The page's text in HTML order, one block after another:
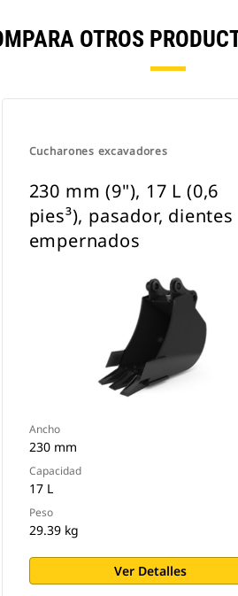
OTROS
Cucharones excavadores
230 mm (9"), 17 L (0,6
pies³), pasador, dientes
empernados
Ancho
230 mm
Capacidad
17 L
Peso
29.39 kg
Ver Detalles